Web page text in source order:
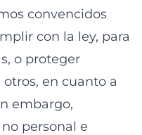
convencidos
con la ley, para
o proteger
en cuanto a
embargo,
personal e